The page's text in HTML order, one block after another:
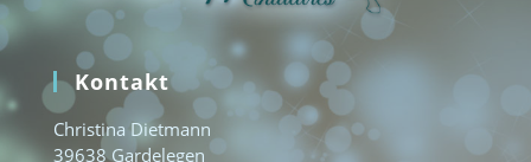
Kontakt
Christina Dietmann
39638 Gardelegen